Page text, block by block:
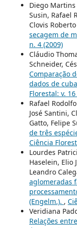
Diego Martins
Susin, Rafael
Clovis
secagem de
n. 4 (2009)
Cláudio
Schneider,
Comparação
dados de
Florestal: v.
Rafael
José Santini,
Gatto, Felipe
de três
Ciência
Lourdes
Haselein, Elio
Leandro
aglomeradas
(Engelm.). ,
Veridiana
Relações